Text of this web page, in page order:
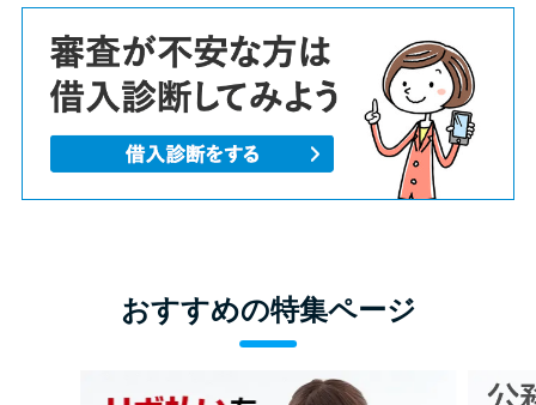
おすすめの特集ページ